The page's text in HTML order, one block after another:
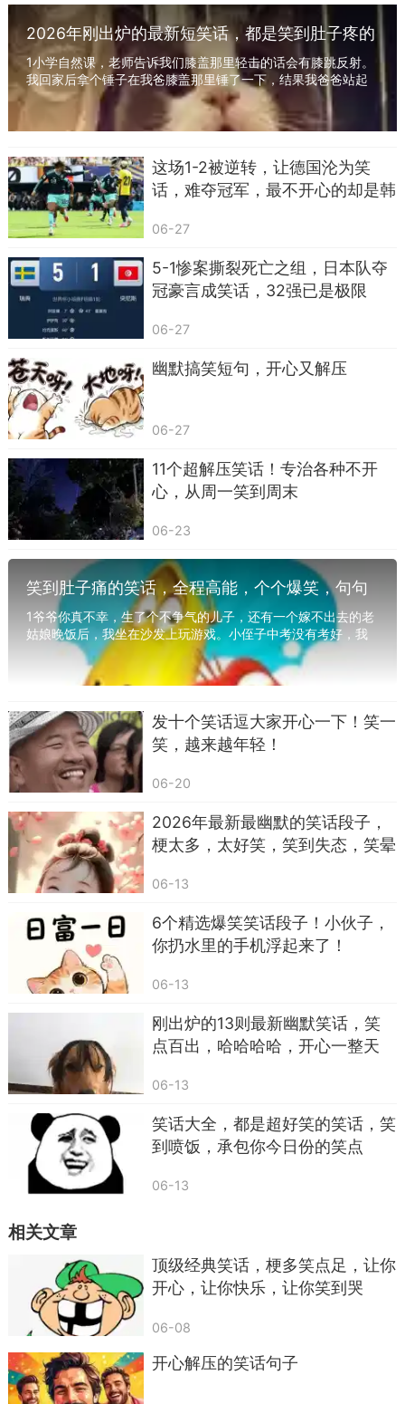
2026年刚出炉的最新短笑话，都是笑到肚子疼的
笑话，专治不开心，不开心时看一看
1小学自然课，老师告诉我们膝盖那里轻击的话会有膝跳反射。
我回家后拿个锤子在我爸膝盖那里锤了一下，结果我爸爸站起
来之后踢了我一脚。 看来，结果证明老师说...
这场1-2被逆转，让德国沦为笑
话，难夺冠军，最不开心的却是韩
06-27
5-1惨案撕裂死亡之组，日本队夺
冠豪言成笑话，32强已是极限
06-27
幽默搞笑短句，开心又解压
06-27
11个超解压笑话！专治各种不开
心，从周一笑到周末
06-23
笑到肚子痛的笑话，全程高能，个个爆笑，句句
幽默，专治不开心
1爷爷你真不幸，生了个不争气的儿子，还有一个嫁不出去的老
姑娘晚饭后，我坐在沙发上玩游戏。小侄子中考没有考好，我
哥在教训他。完啦，小侄子就对他爷爷说：爷...
发十个笑话逗大家开心一下！笑一
笑，越来越年轻！
06-20
2026年最新最幽默的笑话段子，
梗太多，太好笑，笑到失态，笑晕
06-13
6个精选爆笑笑话段子！小伙子，
你扔水里的手机浮起来了！
06-13
刚出炉的13则最新幽默笑话，笑
点百出，哈哈哈哈，开心一整天
06-13
笑话大全，都是超好笑的笑话，笑
到喷饭，承包你今日份的笑点
06-13
相关文章
顶级经典笑话，梗多笑点足，让你
开心，让你快乐，让你笑到哭
06-08
开心解压的笑话句子